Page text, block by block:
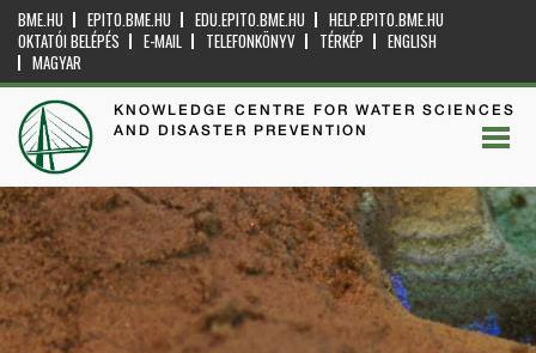
BME.HU EPITO.BME.HU EDU.EPITO.BME.HU
HELP.EPITO.BME.HU
OKTATÓI BELÉPÉS
E-MAIL TELEFONKÖNYV TÉRKÉP
ENGLISH
MAGYAR
KNOWLEDGE CENTRE FOR WATER SCIENCES
AND DISASTER PREVENTION